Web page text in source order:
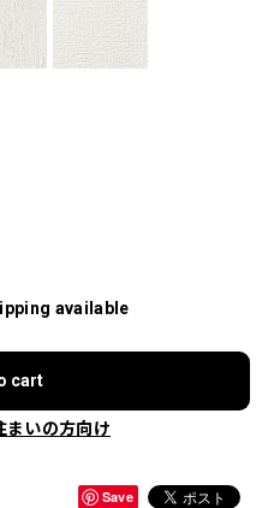
available
cart
まいの方向け
Save